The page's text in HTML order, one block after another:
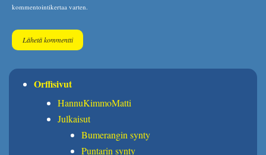
kommentointikertaa varten.
Orffisivut
HannuKimmoMatti
Julkaisut
Bumerangin synty
Puntarin synty